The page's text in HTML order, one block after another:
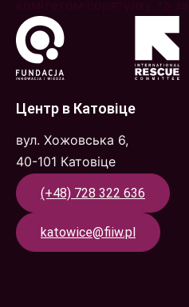
Центр в Катовіце
вул. Хожовська 6,
40-101 Катовіце
(+48) 728 322 636
katowice@fiiw.pl